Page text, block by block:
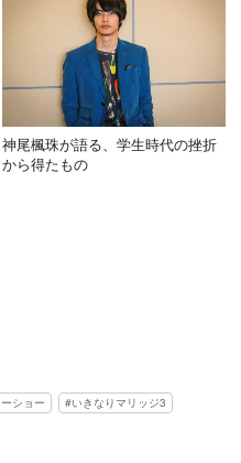
神尾楓珠が語る、学生時代の挫折
から得たもの
ショー
いきなりマリッジ3